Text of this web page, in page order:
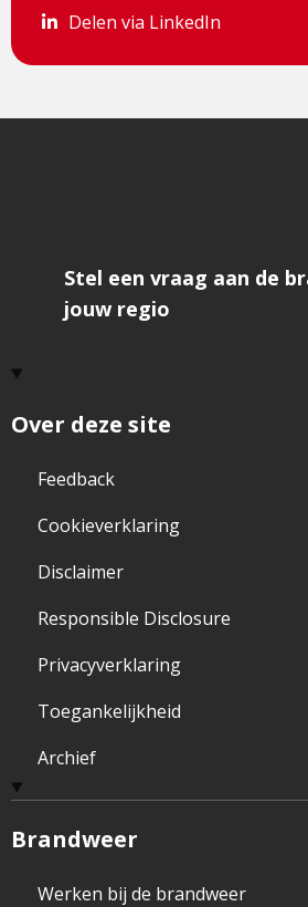
Delen via LinkedIn
Delen via LinkedIn
Over deze site
Feedback
Cookieverklaring
Disclaimer
Responsible Disclosure
Privacyverklaring
Toegankelijkheid
Archief
Brandweer
Werken bij de brandweer
Stel een vraag aan de
jouw regio